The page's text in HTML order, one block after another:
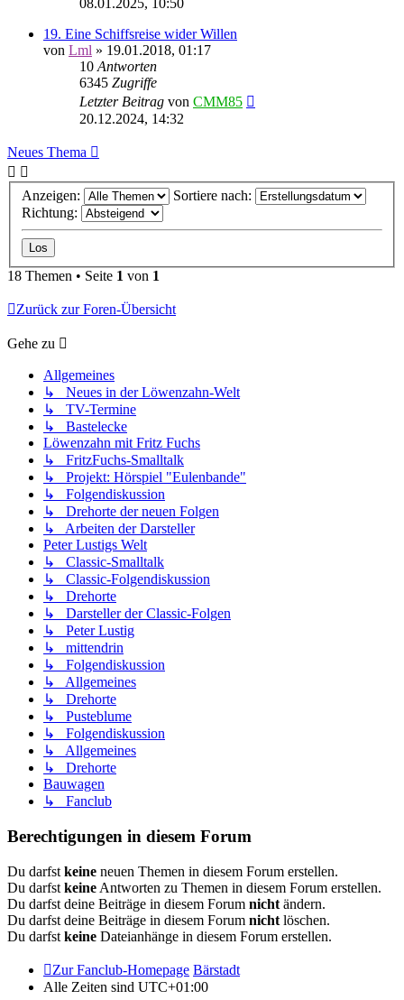
19. Eine Schiffsreise wider Willen
von Lml » 19.01.2018, 01:17
10 Antworten
6345 Zugriffe
Letzter Beitrag von CMM85
20.12.2024, 14:32
Neues Thema
Anzeigen:
Sortiere nach:
Richtung:
18 Themen • Seite 1 von 1
Zurück zur Foren-Übersicht
Gehe zu
Allgemeines
↳ Neues in der Löwenzahn-Welt
↳ TV-Termine
↳ Bastelecke
Löwenzahn mit Fritz Fuchs
↳ FritzFuchs-Smalltalk
↳ Projekt: Hörspiel "Eulenbande"
↳ Folgendiskussion
↳ Drehorte der neuen Folgen
↳ Arbeiten der Darsteller
Peter Lustigs Welt
↳ Classic-Smalltalk
↳ Classic-Folgendiskussion
↳ Drehorte
↳ Darsteller der Classic-Folgen
↳ Peter Lustig
↳ mittendrin
↳ Folgendiskussion
↳ Allgemeines
↳ Drehorte
↳ Pusteblume
↳ Folgendiskussion
↳ Allgemeines
↳ Drehorte
Bauwagen
↳ Fanclub
Berechtigungen in diesem Forum
Du darfst keine neuen Themen in diesem Forum erstellen.
Du darfst keine Antworten zu Themen in diesem Forum erstellen.
Du darfst deine Beiträge in diesem Forum nicht ändern.
Du darfst deine Beiträge in diesem Forum nicht löschen.
Du darfst keine Dateianhänge in diesem Forum erstellen.
Zur Fanclub-Homepage Bärstadt
Alle Zeiten sind UTC+01:00